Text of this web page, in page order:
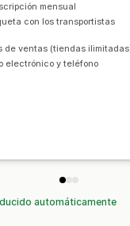
mensual
con los transportistas
de ventas (tiendas
electrónico y teléfono
automáticamente